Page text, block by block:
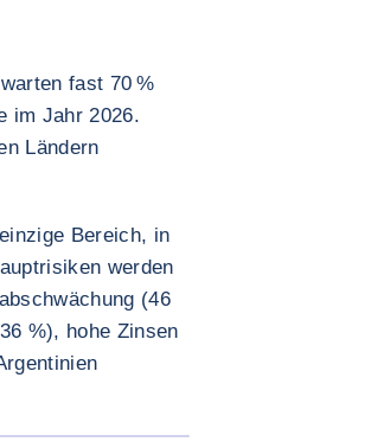
fast 70 %
im Jahr 2026.
Ländern
Bereich, in
werden
(46
%), hohe Zinsen